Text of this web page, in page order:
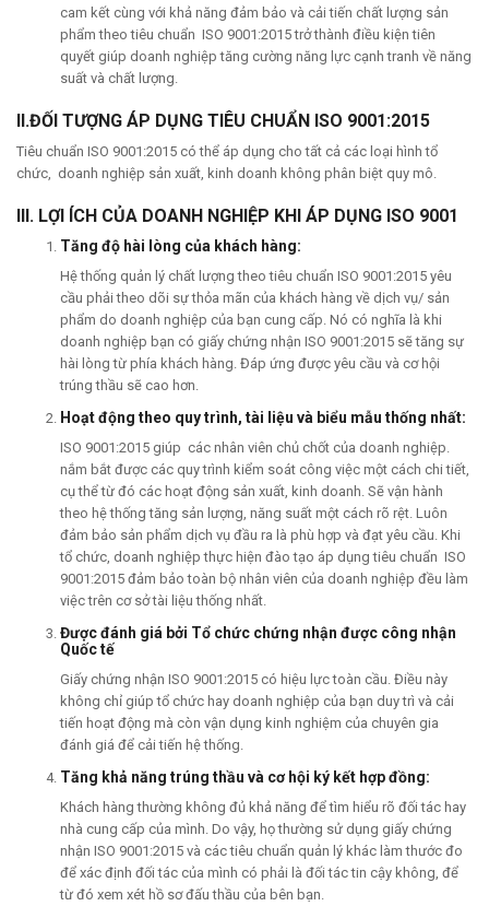
cam kết cùng với khả năng đảm bảo và cải tiến chất lượng sản
phẩm theo tiêu chuẩn ISO 9001:2015 trở thành điều kiện tiên
quyết giúp doanh nghiệp tăng cường năng lực cạnh tranh về năng
suất và chất lượng.
II.ĐỐI TƯỢNG ÁP DỤNG TIÊU CHUẨN ISO 9001:2015
Tiêu chuẩn ISO 9001:2015 có thể áp dụng cho tất cả các loại hình tổ
chức, doanh nghiệp sản xuất, kinh doanh không phân biệt quy mô.
III. LỢI ÍCH CỦA DOANH NGHIỆP KHI ÁP DỤNG ISO 9001
Tăng độ hài lòng của khách hàng:
Hệ thống quản lý chất lượng theo tiêu chuẩn ISO 9001:2015 yêu
cầu phải theo dõi sự thỏa mãn của khách hàng về dịch vụ/ sản
phẩm do doanh nghiệp của bạn cung cấp. Nó có nghĩa là khi
doanh nghiệp bạn có giấy chứng nhận ISO 9001:2015 sẽ tăng sự
hài lòng từ phía khách hàng. Đáp ứng được yêu cầu và cơ hội
trúng thầu sẽ cao hơn.
Hoạt động theo quy trình, tài liệu và biểu mẫu thống nhất:
ISO 9001:2015 giúp các nhân viên chủ chốt của doanh nghiệp.
nắm bắt được các quy trình kiểm soát công việc một cách chi tiết,
cụ thể từ đó các hoạt động sản xuất, kinh doanh. Sẽ vận hành
theo hệ thống tăng sản lượng, năng suất một cách rõ rệt. Luôn
đảm bảo sản phẩm dịch vụ đầu ra là phù hợp và đạt yêu cầu. Khi
tổ chức, doanh nghiệp thực hiện đào tạo áp dụng tiêu chuẩn ISO
9001:2015 đảm bảo toàn bộ nhân viên của doanh nghiệp đều làm
việc trên cơ sở tài liệu thống nhất.
Được đánh giá bởi Tổ chức chứng nhận được công nhận
Quốc tế
Giấy chứng nhận ISO 9001:2015 có hiệu lực toàn cầu. Điều này
không chỉ giúp tổ chức hay doanh nghiệp của bạn duy trì và cải
tiến hoạt động mà còn vận dụng kinh nghiệm của chuyên gia
đánh giá để cải tiến hệ thống.
Tăng khả năng trúng thầu và cơ hội ký kết hợp đồng:
Khách hàng thường không đủ khả năng để tìm hiểu rõ đối tác hay
nhà cung cấp của mình. Do vậy, họ thường sử dụng giấy chứng
nhận ISO 9001:2015 và các tiêu chuẩn quản lý khác làm thước đo
để xác định đối tác của mình có phải là đối tác tin cậy không, để
từ đó xem xét hồ sơ đấu thầu của bên bạn.